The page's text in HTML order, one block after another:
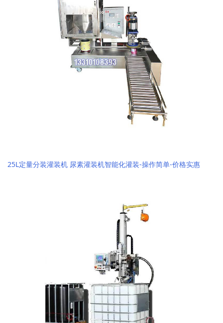
25L定量分装灌装机 尿素灌装机智能化灌装-操作简单-价格实惠